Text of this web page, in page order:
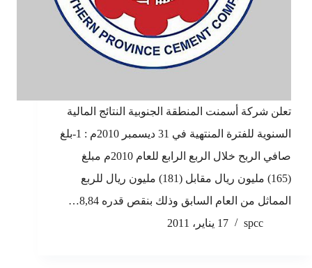
تعلن شركة أسمنت المنطقة الجنوبية النتائج المالية
السنوية للفترة المنتهية في 31 ديسمبر 2010م : 1-بلغ
صافي الربح خلال الربع الرابع للعام 2010م مبلغ
(165) مليون ريال مقابل (181) مليون ريال للربع
المماثل من العام السابق وذلك بنقص قدره 8,84…
spcc
17 يناير، 2011